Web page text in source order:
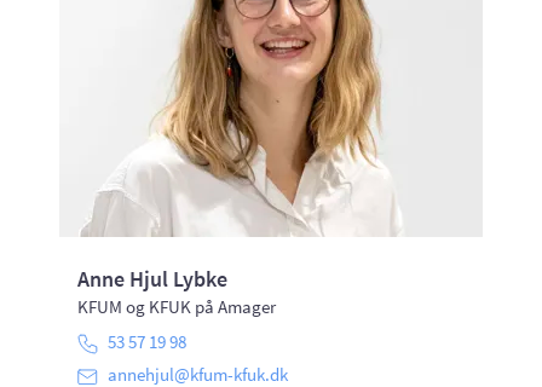
Anne Hjul Lybke
KFUM og KFUK på Amager
53 57 19 98
annehjul@kfum-kfuk.dk